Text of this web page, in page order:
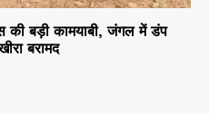
बड़ी कामयाबी, जंगल में डंप
बरामद